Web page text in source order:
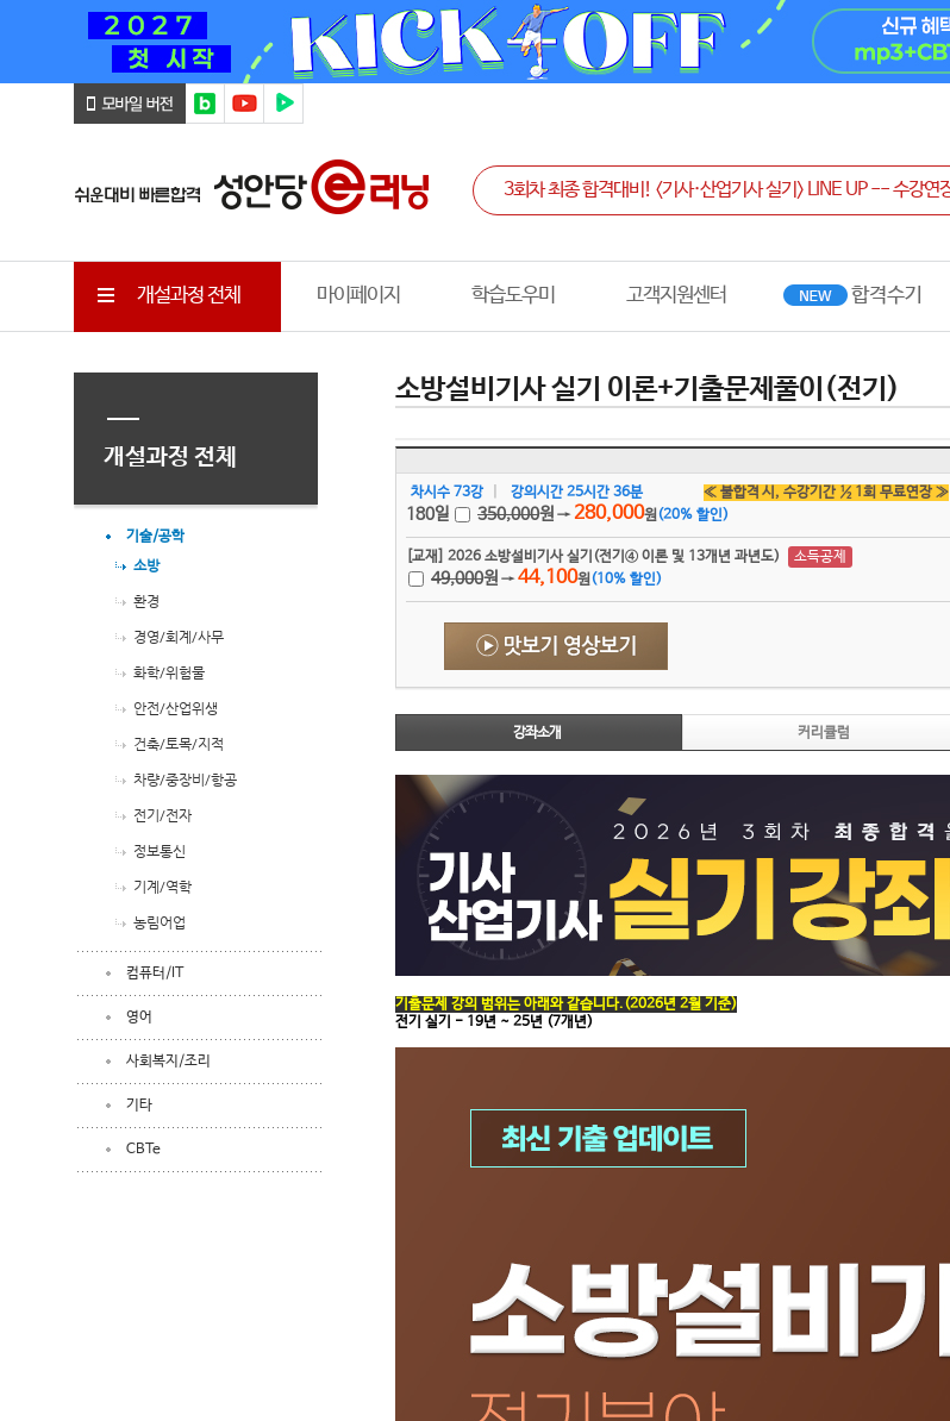
개설과정 전체 마이페이지 학습도우미 고객지원센터
개설과정 전체
기술/공학
소방
환경
경영/회계/사무
화학/위험물
안전/산업위생
건축/토목/지적
차량/중장비/항공
전기/전자
정보통신
기계/역학
농림어업
컴퓨터/IT
영어
사회복지/조리
기타
CBTe
소방설비기사 실기 이론+기출문제풀이(전기)
차시수 73강 강의시간 25시간 36분 ≪ 불합격 시, 수강기간 ½ 1회 무료연장 ≫
180일 350,000원 → 280,000원(20% 할인)
[교재] 2026 소방설비기사 실기(전기④ 이론 및 13개년 과년도)
49,000원 → 44,100원(10% 할인)
강좌소개 커리큘럼
기출문제 강의 범위는 아래와 같습니다.(2026년 2월 기준)
전기 실기 - 19년 ~ 25년 (7개년)